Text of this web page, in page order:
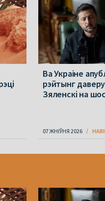
Ва Украіне
рэйтынг
Зяленскі на
07 ЖНІЎНЯ 2026